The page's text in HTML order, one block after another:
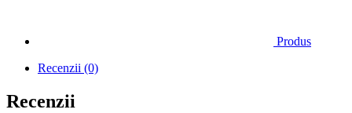
Produs
Recenzii (0)
Recenzii